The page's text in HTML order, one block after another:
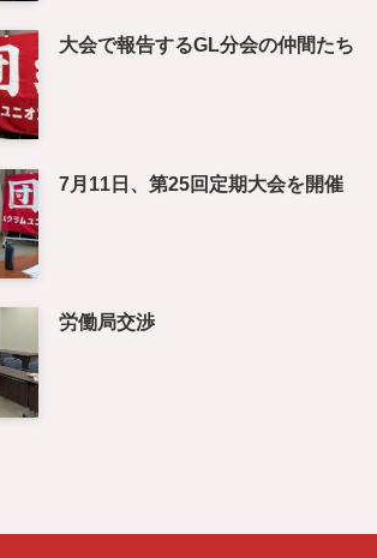
大会で報告するGL分会の仲間たち
7月11日、第25回定期大会を開催
労働局交渉